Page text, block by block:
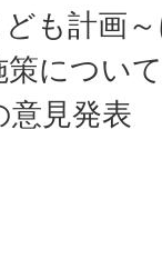
ども計画
策について
意見発表